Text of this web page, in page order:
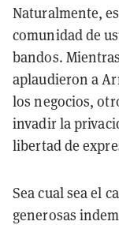
Naturalmente,
comunidad de
bandos.
aplaudieron a
los negocios,
invadir la
libertad de
Sea cual sea el
generosas